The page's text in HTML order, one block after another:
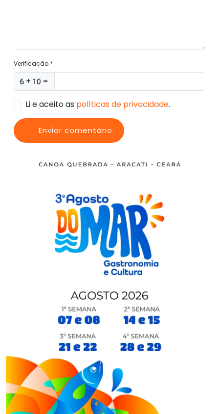
Verificação *
+ =
Li e aceito as políticas de privacidade.
Enviar comentário